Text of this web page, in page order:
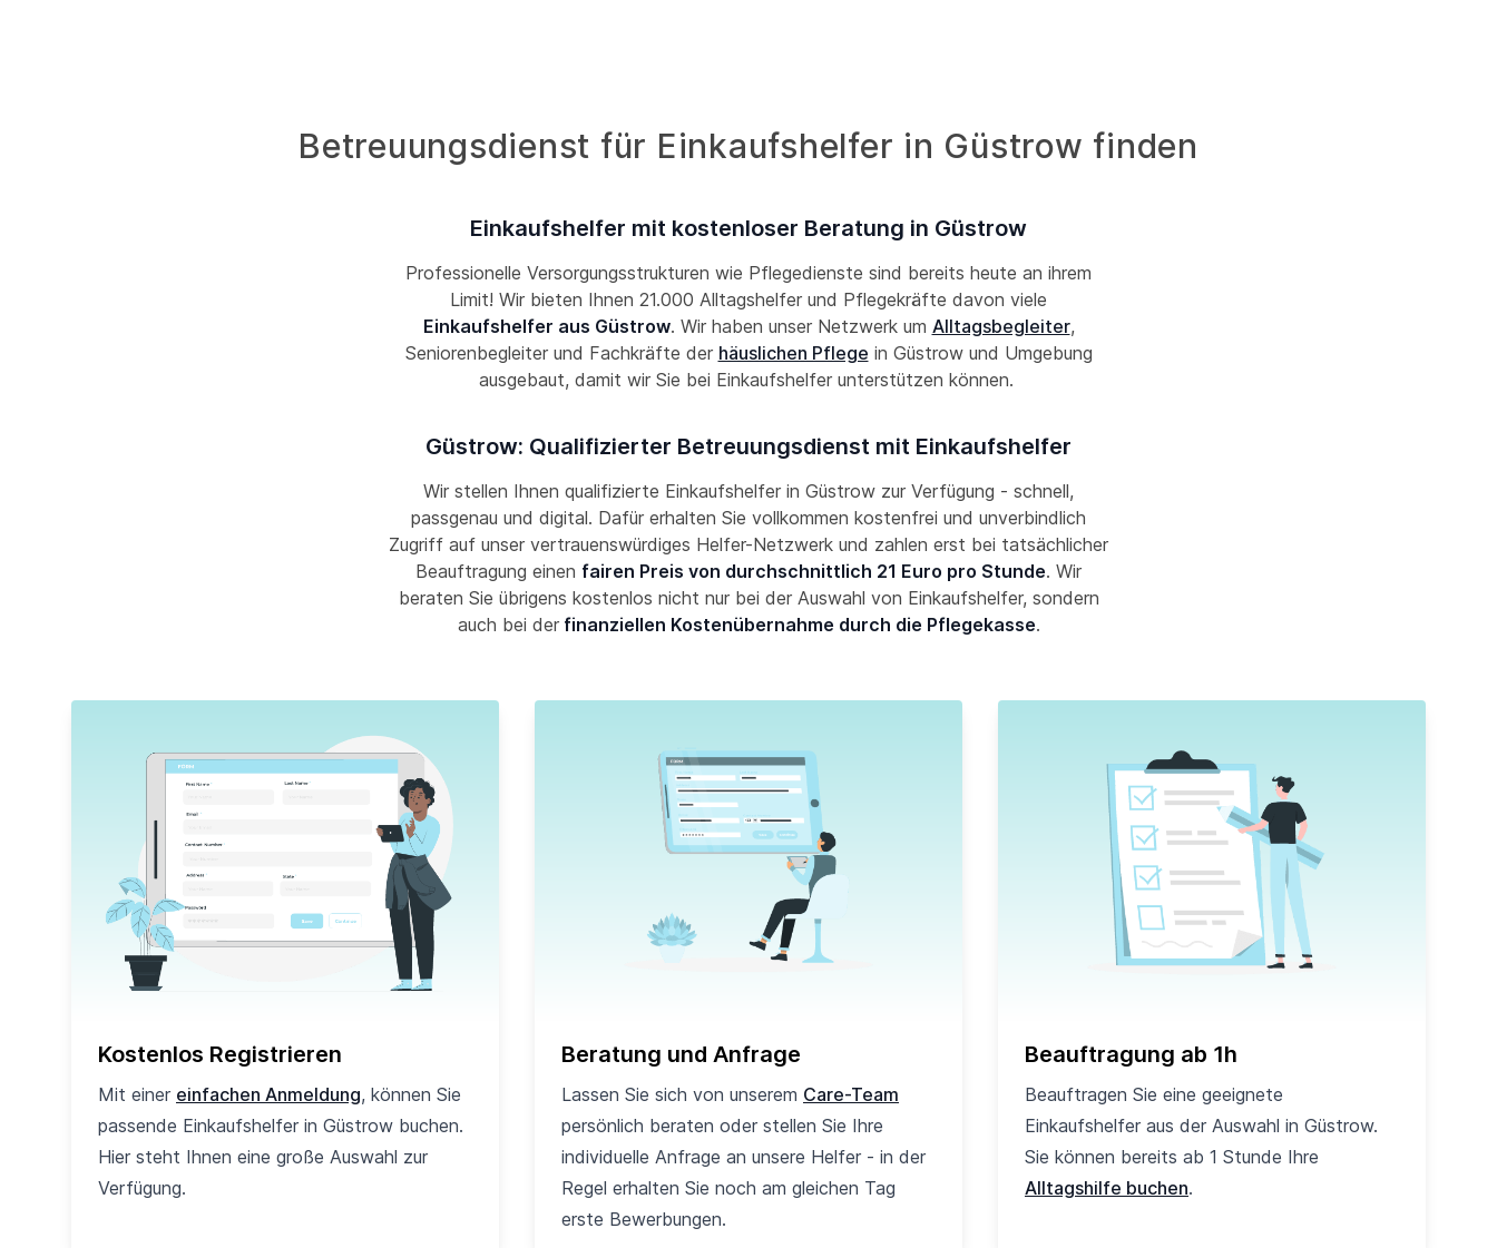
Betreuungsdienst für Einkaufshelfer in Güstrow finden
Einkaufshelfer mit kostenloser Beratung in Güstrow
Professionelle Versorgungsstrukturen wie Pflegedienste sind bereits heute an ihrem
Limit! Wir bieten Ihnen 21.000 Alltagshelfer und Pflegekräfte davon viele
Einkaufshelfer aus Güstrow. Wir haben unser Netzwerk um Alltagsbegleiter,
Seniorenbegleiter und Fachkräfte der häuslichen Pflege in Güstrow und Umgebung
ausgebaut, damit wir Sie bei Einkaufshelfer unterstützen können.
Güstrow: Qualifizierter Betreuungsdienst mit Einkaufshelfer
Wir stellen Ihnen qualifizierte Einkaufshelfer in Güstrow zur Verfügung - schnell,
passgenau und digital. Dafür erhalten Sie vollkommen kostenfrei und unverbindlich
Zugriff auf unser vertrauenswürdiges Helfer-Netzwerk und zahlen erst bei tatsächlicher
Beauftragung einen fairen Preis von durchschnittlich 21 Euro pro Stunde. Wir
beraten Sie übrigens kostenlos nicht nur bei der Auswahl von Einkaufshelfer, sondern
auch bei derfinanziellen Kostenübernahme durch die Pflegekasse.
Kostenlos Registrieren
Mit einer einfachen Anmeldung, können Sie
passende Einkaufshelfer in Güstrow buchen.
Hier steht Ihnen eine große Auswahl zur
Verfügung.
Beratung und Anfrage
Lassen Sie sich von unserem Care-Team
persönlich beraten oder stellen Sie Ihre
individuelle Anfrage an unsere Helfer - in der
Regel erhalten Sie noch am gleichen Tag
erste Bewerbungen.
Beauftragung ab 1h
Beauftragen Sie eine geeignete
Einkaufshelfer aus der Auswahl in Güstrow.
Sie können bereits ab 1 Stunde Ihre
Alltagshilfe buchen.